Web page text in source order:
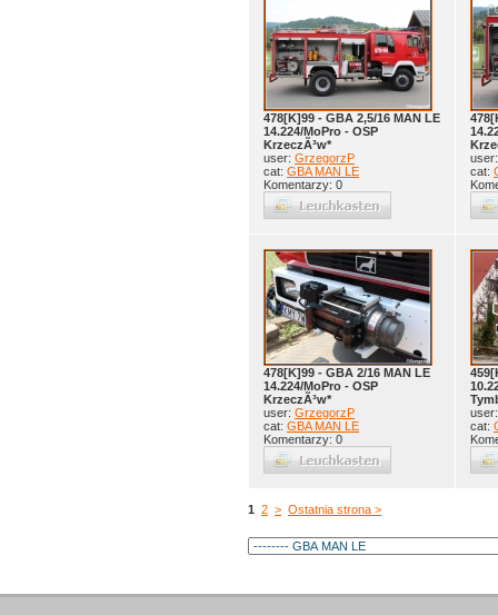
478[K]99 - GBA 2,5/16 MAN LE
14.224/MoPro - OSP
KrzeczÃ³w*
user: GrzegorzP
cat: GBA MAN LE
Komentarzy: 0
cat:
478[K]99 - GBA 2/16 MAN LE
14.224/MoPro - OSP
KrzeczÃ³w*
user: GrzegorzP
cat: GBA MAN LE
Komentarzy: 0
cat:
1 2 > Ostatnia strona >